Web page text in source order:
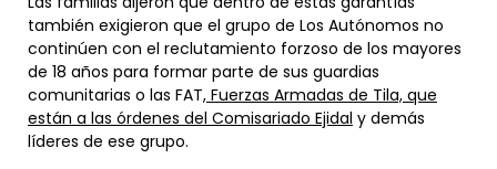
también exigieron que el grupo de Los Autónomos no
continúen con el reclutamiento forzoso de los mayores
de 18 años para formar parte de sus guardias
comunitarias o las FAT, Fuerzas Armadas de Tila, que
están a las órdenes del Comisariado Ejidal y demás
líderes de ese grupo.